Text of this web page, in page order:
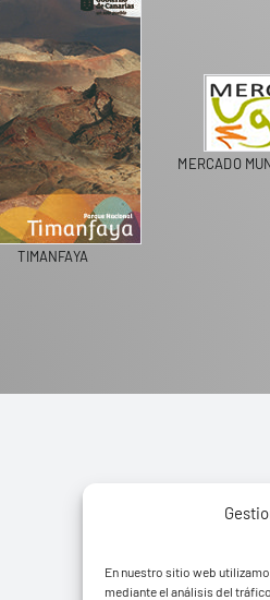
En nuestro sitio web
mediante el análisis del
TIMANFAYA
MERCADO